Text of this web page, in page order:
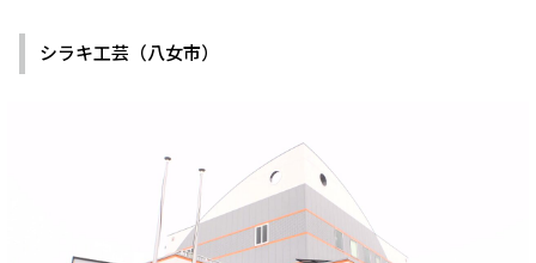
シラキ工芸（八女市）